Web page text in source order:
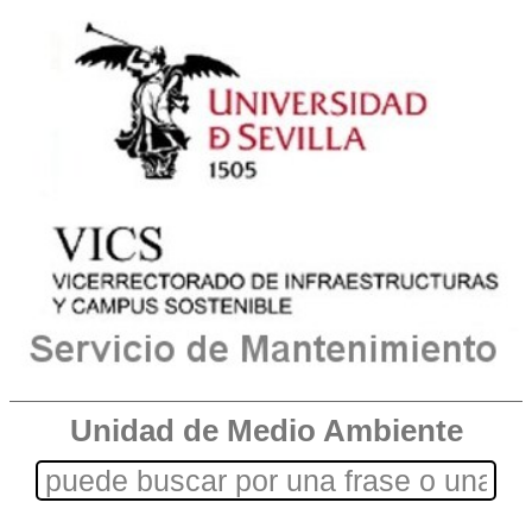
Unidad de Medio Ambiente